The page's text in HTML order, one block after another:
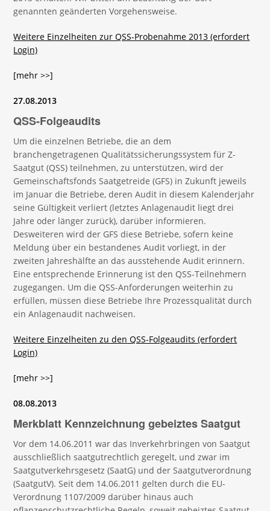
genannten geänderten Vorgehensweise.
Weitere Einzelheiten zur QSS-Probenahme 2013 (erfordert
Login)
[mehr >>]
27.08.2013
QSS-Folgeaudits
Um die einzelnen Betriebe, die an dem
branchengetragenen Qualitätssicherungssystem für Z-
Saatgut (QSS) teilnehmen, zu unterstützen, wird der
Gemeinschaftsfonds Saatgetreide (GFS) in Zukunft jeweils
im Januar die Betriebe, deren Audit in diesem Kalenderjahr
seine Gültigkeit verliert (letztes Anlagenaudit liegt drei
Jahre oder länger zurück), darüber informieren.
Desweiteren wird der GFS diese Betriebe, sofern keine
Meldung über ein bestandenes Audit vorliegt, in der
zweiten Jahreshälfte an das ausstehende Audit erinnern.
Eine entsprechende Erinnerung ist den QSS-Teilnehmern
zugegangen. Um die QSS-Anforderungen weiterhin zu
erfüllen, müssen diese Betriebe Ihre Prozessqualität durch
ein Anlagenaudit nachweisen.
Weitere Einzelheiten zu den QSS-Folgeaudits (erfordert
Login)
[mehr >>]
08.08.2013
Merkblatt Kennzeichnung gebeiztes Saatgut
Vor dem 14.06.2011 war das Inverkehrbringen von Saatgut
ausschließlich saatgutrechtlich geregelt, und zwar im
Saatgutverkehrsgesetz (SaatG) und der Saatgutverordnung
(SaatgutV). Seit dem 14.06.2011 gelten durch die EU-
Verordnung 1107/2009 darüber hinaus auch